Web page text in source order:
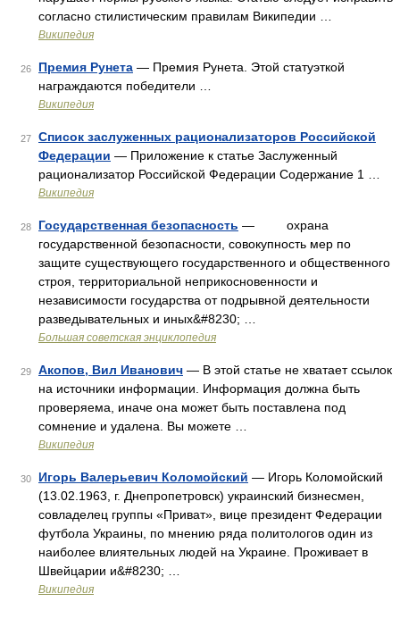
согласно стилистическим правилам Википедии …
Википедия
26 Премия Рунета — Премия Рунета. Этой статуэткой
награждаются победители …
Википедия
27
Список заслуженных рационализаторов Российской
Федерации — Приложение к статье Заслуженный
рационализатор Российской Федерации Содержание 1 …
Википедия
28 Государственная безопасность — охрана
государственной безопасности, совокупность мер по
защите существующего государственного и общественного
строя, территориальной неприкосновенности и
независимости государства от подрывной деятельности
разведывательных и иных&#8230; …
Большая советская энциклопедия
29 Акопов, Вил Иванович — В этой статье не хватает ссылок
на источники информации. Информация должна быть
проверяема, иначе она может быть поставлена под
сомнение и удалена. Вы можете …
Википедия
30 Игорь Валерьевич Коломойский — Игорь Коломойский
(13.02.1963, г. Днепропетровск) украинский бизнесмен,
совладелец группы «Приват», вице президент Федерации
футбола Украины, по мнению ряда политологов один из
наиболее влиятельных людей на Украине. Проживает в
Швейцарии и&#8230; …
Википедия